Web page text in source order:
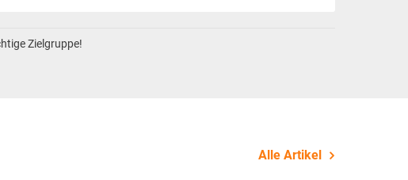
Zielgruppe!
Alle Artikel